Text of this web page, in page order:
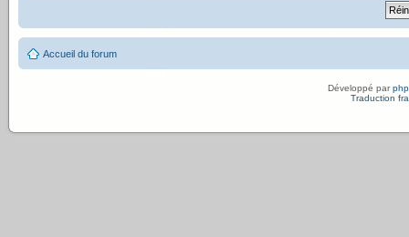
Accueil du forum
Développé par
Traduction